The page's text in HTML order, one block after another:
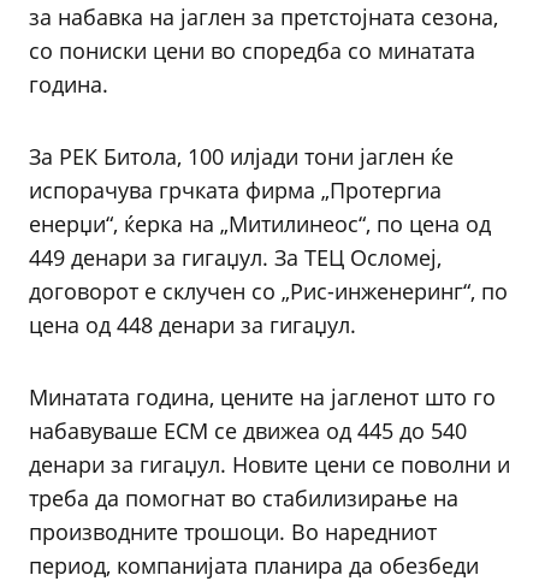
за набавка на јаглен за претстојната сезона,
со пониски цени во споредба со минатата
година.
За РЕК Битола, 100 илјади тони јаглен ќе
испорачува грчката фирма „Протергиа
енерџи“, ќерка на „Митилинеос“, по цена од
449 денари за гигаџул. За ТЕЦ Осломеј,
договорот е склучен со „Рис-инженеринг“, по
цена од 448 денари за гигаџул.
Минатата година, цените на јагленот што го
набавуваше ЕСМ се движеа од 445 до 540
денари за гигаџул. Новите цени се поволни и
треба да помогнат во стабилизирање на
производните трошоци. Во наредниот
период, компанијата планира да обезбеди